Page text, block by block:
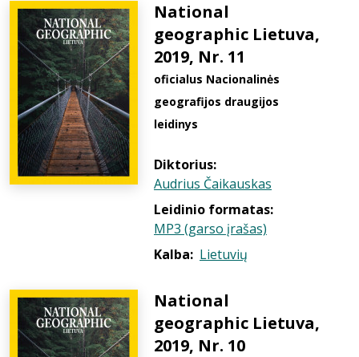
National
geographic Lietuva,
2019, Nr. 11
oficialus Nacionalinės
geografijos draugijos
leidinys
Diktorius:
Audrius Čaikauskas
Leidinio formatas:
MP3 (garso įrašas)
Kalba: Lietuvių
National
geographic Lietuva,
2019, Nr. 10